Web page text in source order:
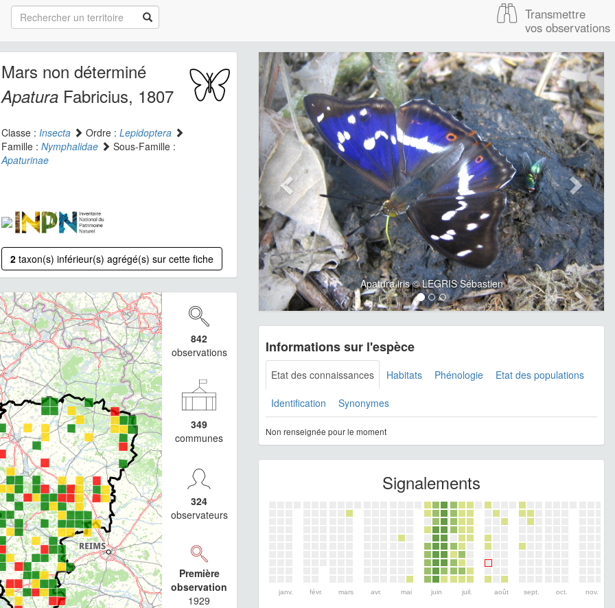
Transmettre
vos observations
Mars non déterminé
ApaturaFabricius, 1807
Classe : Insecta Ordre : Lepidoptera
Famille : Nymphalidae
Sous-Famille :
Apaturinae
2 taxon(s) inférieur(s) agrégé(s) sur cette fiche
842
observations
349
communes
324
observateurs
Première
observation
1929
Apatura iris © LEGRIS Sébastien
Informations sur l'espèce
Etat des connaissances Habitats Phénologie Etat des populations
Identification Synonymes
Non renseignée pour le moment
Signalements
janv. févr. mars avr. mai juin juil. août sept. oct. nov.